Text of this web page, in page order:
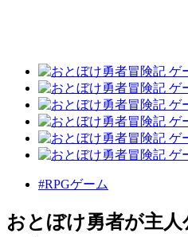
#RPGゲーム
おとぼけ勇者が主